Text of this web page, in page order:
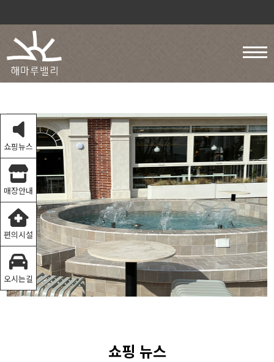
쇼핑뉴스
매장안내
편의시설
오시는길
쇼핑 뉴스